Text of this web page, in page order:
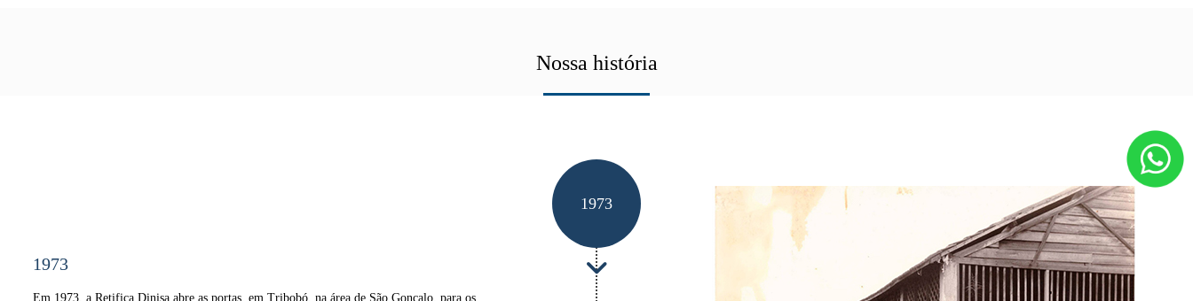
Nossa história
1973
1973
Em 1973, a Retifica Dinisa abre as portas, em Tribobó, na área de São Gonçalo, para os